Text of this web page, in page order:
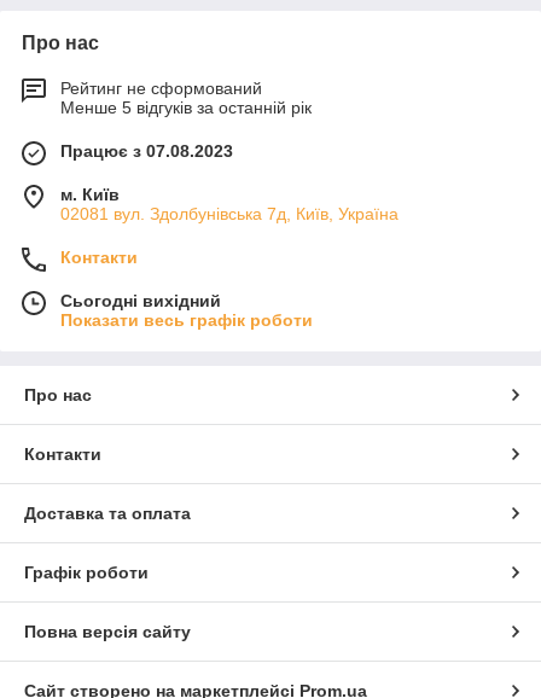
Про нас
Рейтинг не сформований
Менше 5 відгуків за останній рік
Працює з 07.08.2023
м. Київ
02081 вул. Здолбунівська 7д, Київ, Україна
Контакти
Сьогодні вихідний
Показати весь графік роботи
Про нас
Контакти
Доставка та оплата
Графік роботи
Повна версія сайту
Сайт створено на маркетплейсі Prom.ua